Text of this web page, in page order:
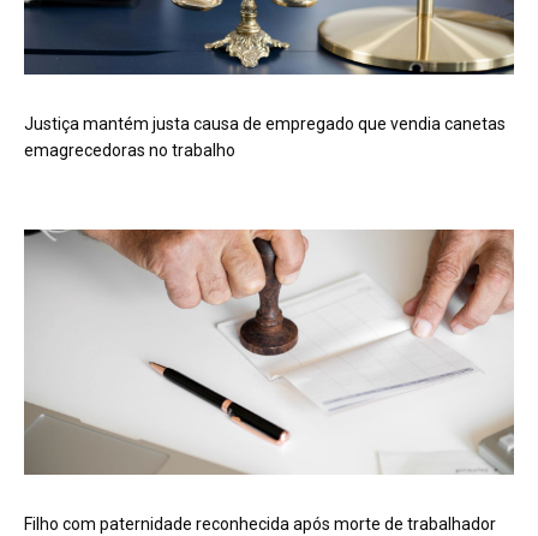
Justiça mantém justa causa de empregado que vendia canetas
emagrecedoras no trabalho
Filho com paternidade reconhecida após morte de trabalhador